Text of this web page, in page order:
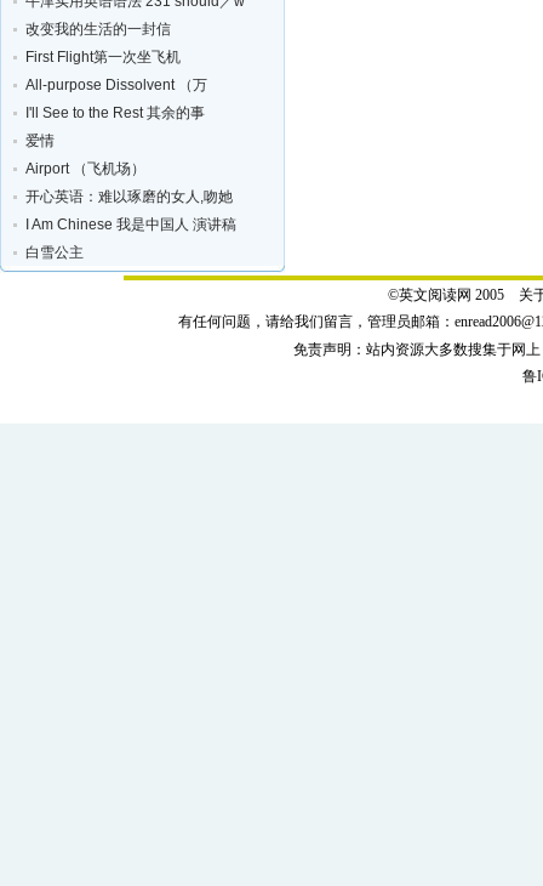
改变我的生活的一封信
First Flight第一次坐飞机
All-purpose Dissolvent （万
I'll See to the Rest 其余的事
爱情
Airport （飞机场）
开心英语：难以琢磨的女人,吻她
I Am Chinese 我是中国人 演讲稿
白雪公主